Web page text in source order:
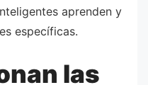
aprenden y
específicas.
las